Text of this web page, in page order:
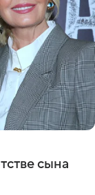
сына